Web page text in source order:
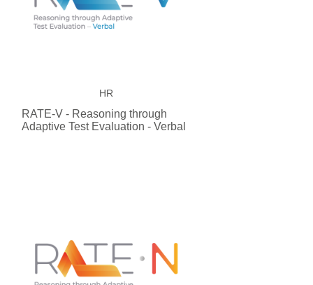
HR
RATE-V - Reasoning through
Adaptive Test Evaluation - Verbal